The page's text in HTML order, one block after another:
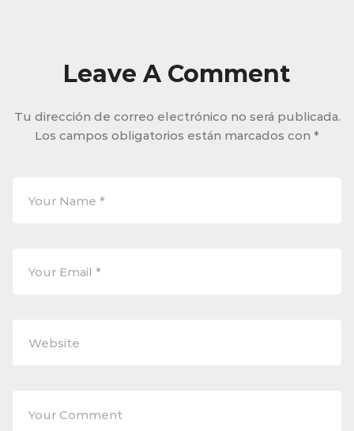
Leave A Comment
Tu dirección de correo electrónico no será publicada.
Los campos obligatorios están marcados con *